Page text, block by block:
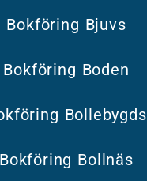
Bokföring Bjuvs
Bokföring Boden
Bollebygds
Bokföring Bollnäs